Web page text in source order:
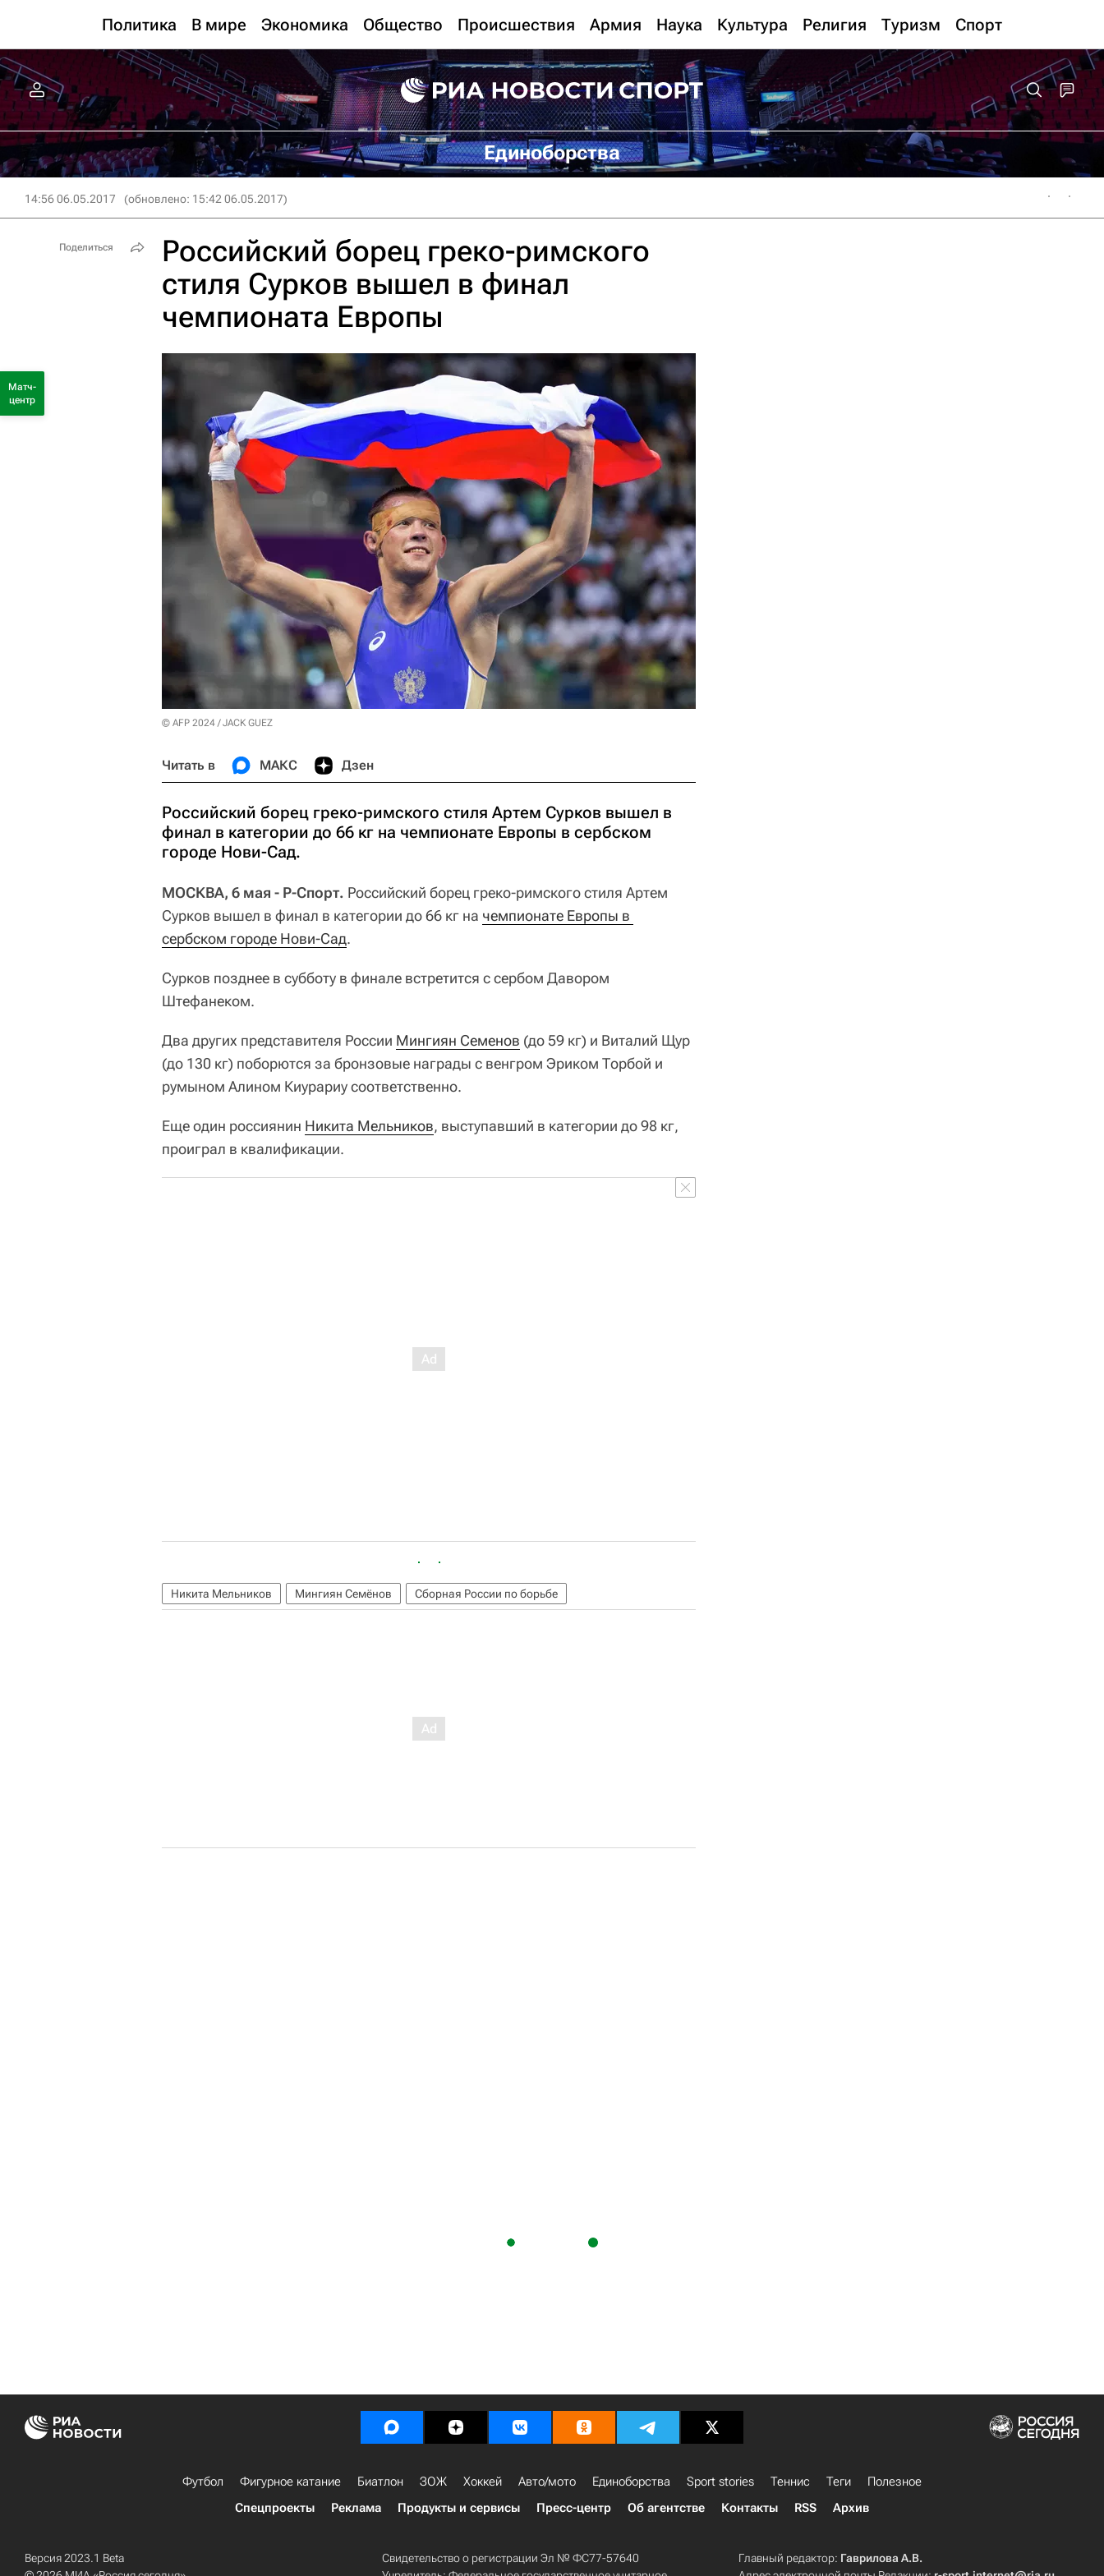
Политика В мире Экономика Общество Происшествия Армия Наука Культура Религия Туризм Спорт
Единоборства
14:56 06.05.2017 (обновлено: 15:42 06.05.2017)
Российский борец греко-римского
стиля Сурков вышел в финал
чемпионата Европы
© AFP 2024 / JACK GUEZ
Читать в МАКС Дзен
Российский борец греко-римского стиля Артем Сурков вышел в
финал в категории до 66 кг на чемпионате Европы в сербском
городе Нови-Сад.
МОСКВА, 6 мая - Р-Спорт. Российский борец греко-римского стиля Артем
Сурков вышел в финал в категории до 66 кг на чемпионате Европы в
сербском городе Нови-Сад.
Сурков позднее в субботу в финале встретится с сербом Давором
Штефанеком.
Два других представителя России Мингиян Семенов (до 59 кг) и Виталий Щур
(до 130 кг) поборются за бронзовые награды с венгром Эриком Торбой и
румыном Алином Киурариу соответственно.
Еще один россиянин Никита Мельников, выступавший в категории до 98 кг,
проиграл в квалификации.
Никита Мельников Мингиян Семёнов Сборная России по борьбе
Поделиться
Матч-
центр
Футбол Фигурное катание Биатлон ЗОЖ Хоккей Авто/мото Единоборства Sport stories Теннис Теги
Полезное
Спецпроекты
Реклама Продукты и сервисы Пресс-центр Об агентстве Контакты RSS Архив
Версия 2023.1 Beta
Свидетельство о регистрации Эл № ФС77-57640
Главный редактор: Гаврилова А.В.